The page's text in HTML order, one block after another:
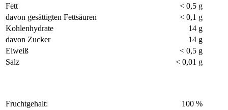
Fett
< 0,5 g
davon gesättigten Fettsäuren
< 0,1 g
Kohlenhydrate
14 g
davon Zucker
14 g
Eiweiß
< 0,5 g
Salz
< 0,01 g
Fruchtgehalt: 100 %